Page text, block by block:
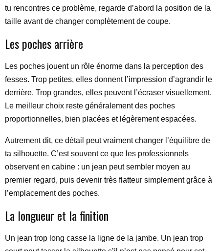
tu rencontres ce problème, regarde d’abord la position de la
taille avant de changer complètement de coupe.
Les poches arrière
Les poches jouent un rôle énorme dans la perception des
fesses. Trop petites, elles donnent l’impression d’agrandir le
derrière. Trop grandes, elles peuvent l’écraser visuellement.
Le meilleur choix reste généralement des poches
proportionnelles, bien placées et légèrement espacées.
Autrement dit, ce détail peut vraiment changer l’équilibre de
ta silhouette. C’est souvent ce que les professionnels
observent en cabine : un jean peut sembler moyen au
premier regard, puis devenir très flatteur simplement grâce à
l’emplacement des poches.
La longueur et la finition
Un jean trop long casse la ligne de la jambe. Un jean trop